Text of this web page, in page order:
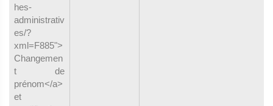
hes-
administrativ
es/?
xml=F885">
Changemen
t de
prénom</a>
et